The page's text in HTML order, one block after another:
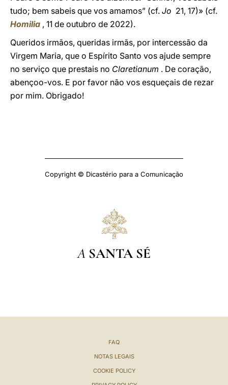
tudo; bem sabeis que vos amamos” (cf. Jo 21, 17)» (cf.
Homilia , 11 de outubro de 2022).
Queridos irmãos, queridas irmãs, por intercessão da
Virgem Maria, que o Espírito Santo vos ajude sempre
no serviço que prestais no Claretianum . De coração,
abençoo-vos. E por favor não vos esqueçais de rezar
por mim. Obrigado!
Copyright © Dicastério para a Comunicação
A SANTA SÉ
FAQ
NOTAS LEGAIS
COOKIE POLICY